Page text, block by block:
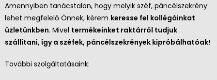
Amennyiben tanácstalan, hogy melyik széf, páncélszekrény
lehet megfelelő Önnek, kérem keresse fel kollégáinkat
üzletünkben. Mivel termékeinket raktárról tudjuk
szállítani, így a széfek, páncélszekrények kipróbálhatóak!
További szolgáltatásaink: